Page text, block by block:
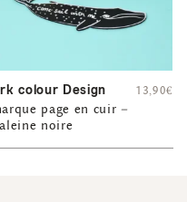
colour Design
page en cuir –
noire
13,90€